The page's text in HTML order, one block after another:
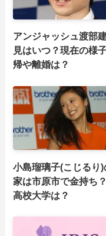
アンジャッシュ渡部
見はいつ？現在の様
帰や離婚は？
小島瑠璃子(こじるり)
家は市原市で金持ち
高校大学は？